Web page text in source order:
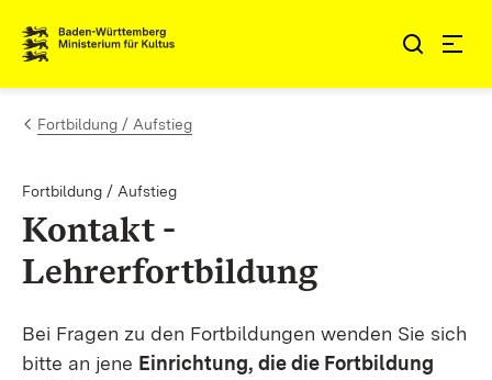
Zum Inhalt springen
Link zur Startseite
Fortbildung / Aufstieg
Fortbildung / Aufstieg
Kontakt -
Lehrerfortbildung
Bei Fragen zu den Fortbildungen wenden Sie sich
bitte an jene Einrichtung, die die Fortbildung